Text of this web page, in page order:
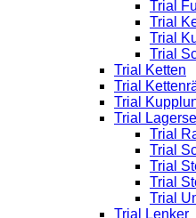
Trial
Trial
Trial
Trial
Trial Ketten
Trial
Trial
Trial
Trial
Trial
Trial
Trial
Trial
Trial Lenker